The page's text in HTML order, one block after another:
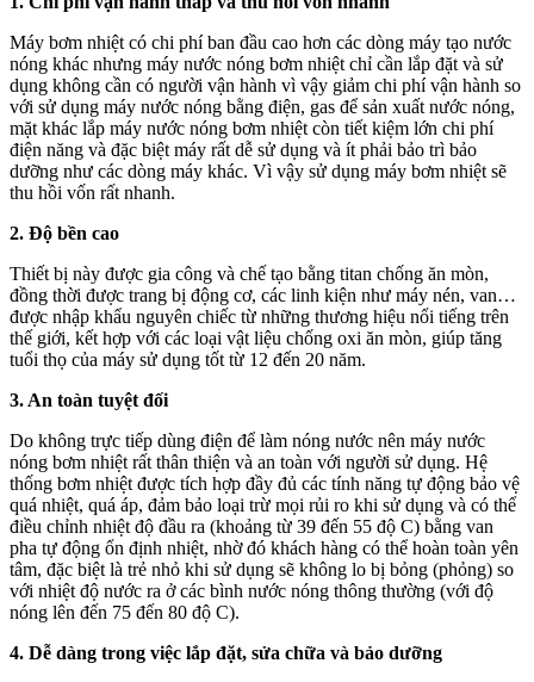
Máy bơm nhiệt có chi phí ban đầu cao hơn các dòng máy tạo nước
nóng khác nhưng máy nước nóng bơm nhiệt chỉ cần lắp đặt và sử
dụng không cần có người vận hành vì vậy giảm chi phí vận hành so
với sử dụng máy nước nóng bằng điện, gas để sản xuất nước nóng,
mặt khác lắp máy nước nóng bơm nhiệt còn tiết kiệm lớn chi phí
điện năng và đặc biệt máy rất dễ sử dụng và ít phải bảo trì bảo
dưỡng như các dòng máy khác. Vì vậy sử dụng máy bơm nhiệt sẽ
thu hồi vốn rất nhanh.
2. Độ bền cao
Thiết bị này được gia công và chế tạo bằng titan chống ăn mòn,
đồng thời được trang bị động cơ, các linh kiện như máy nén, van…
được nhập khẩu nguyên chiếc từ những thương hiệu nổi tiếng trên
thế giới, kết hợp với các loại vật liệu chống oxi ăn mòn, giúp tăng
tuổi thọ của máy sử dụng tốt từ 12 đến 20 năm.
3. An toàn tuyệt đối
Do không trực tiếp dùng điện để làm nóng nước nên máy nước
nóng bơm nhiệt rất thân thiện và an toàn với người sử dụng. Hệ
thống bơm nhiệt được tích hợp đầy đủ các tính năng tự động bảo vệ
quá nhiệt, quá áp, đảm bảo loại trừ mọi rủi ro khi sử dụng và có thể
điều chỉnh nhiệt độ đầu ra (khoảng từ 39 đến 55 độ C) bằng van
pha tự động ổn định nhiệt, nhờ đó khách hàng có thể hoàn toàn yên
tâm, đặc biệt là trẻ nhỏ khi sử dụng sẽ không lo bị bỏng (phỏng) so
với nhiệt độ nước ra ở các bình nước nóng thông thường (với độ
nóng lên đến 75 đến 80 độ C).
4. Dễ dàng trong việc lắp đặt, sửa chữa và bảo dưỡng